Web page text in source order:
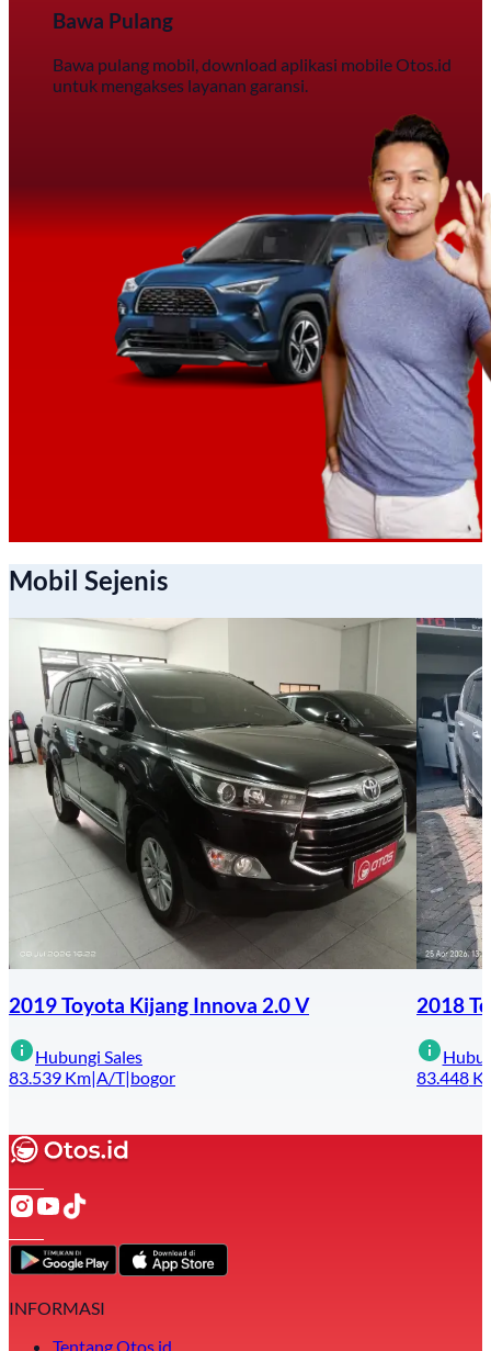
Bawa Pulang
Bawa pulang mobil, download aplikasi mobile Otos.id
untuk mengakses layanan garansi.
Mobil Sejenis
2019 Toyota Kijang Innova 2.0 V
Hubungi Sales
83.539 Km|A/T|bogor
2018
83.448
INFORMASI
Tentang Otos.id